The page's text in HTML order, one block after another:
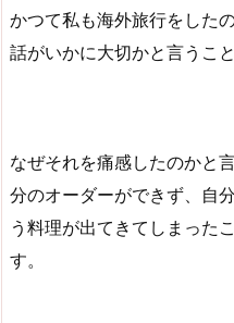
かつて私も海外旅行をした
話がいかに大切かと言うこ
なぜそれを痛感したのかと
分のオーダーができず、自
う料理が出てきてしまった
す。